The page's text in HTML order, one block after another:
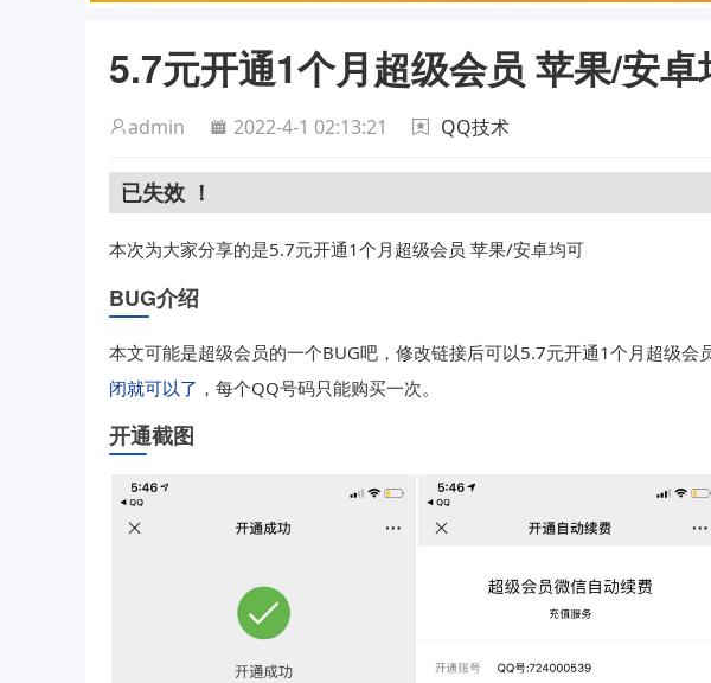
5.7元开通1个月超级会员 苹果/安卓
admin 2022-4-1 02:13:21 QQ技术
已失效 ！
本次为大家分享的是5.7元开通1个月超级会员 苹果/安卓均可
BUG介绍
本文可能是超级会员的一个BUG吧，修改链接后可以5.7元开通1个月超级会
闭就可以了 ，每个QQ号码只能购买一次。
开通截图